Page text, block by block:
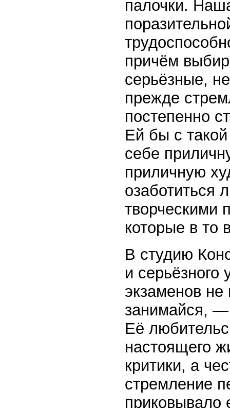
палочки.
причём
серьёзные,
прежде
постепенно
Ей бы с
себе
приличную
озаботиться
творческими
которые в то
В студию
и серьёзного
экзаменов
занимайся, —
Её
настоящего
критики, а
стремление
приковывало